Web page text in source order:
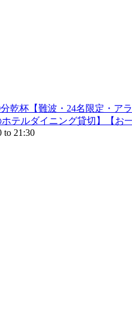
分乾杯【難波・24名限定・
テルダイニング貸切】【お
to 21:30